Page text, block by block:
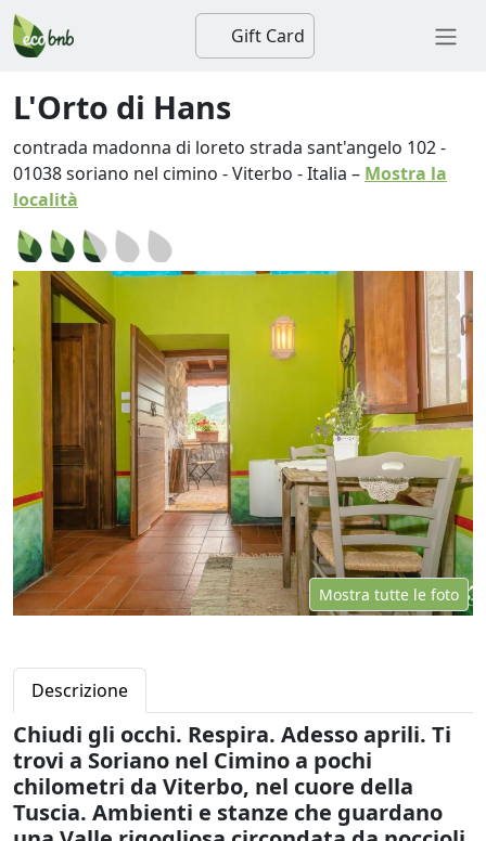
Gift Card
L'Orto di Hans
contrada madonna di loreto strada sant'angelo 102-
01038soriano nel cimino -Viterbo -Italia – Mostra la
località
Mostra tutte le foto
Descrizione
Chiudi gli occhi. Respira. Adesso aprili. Ti
trovi a Soriano nel Cimino a pochi
chilometri da Viterbo, nel cuore della
Tuscia. Ambienti e stanze che guardano